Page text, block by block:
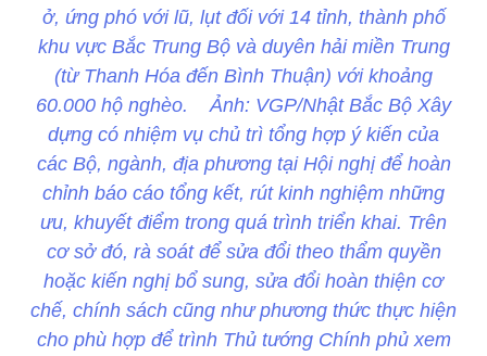
ở, ứng phó với lũ, lụt đối với 14 tỉnh, thành phố
khu vực Bắc Trung Bộ và duyên hải miền Trung
(từ Thanh Hóa đến Bình Thuận) với khoảng
60.000 hộ nghèo. Ảnh: VGP/Nhật Bắc Bộ Xây
dựng có nhiệm vụ chủ trì tổng hợp ý kiến của
các Bộ, ngành, địa phương tại Hội nghị để hoàn
chỉnh báo cáo tổng kết, rút kinh nghiệm những
ưu, khuyết điểm trong quá trình triển khai. Trên
cơ sở đó, rà soát để sửa đổi theo thẩm quyền
hoặc kiến nghị bổ sung, sửa đổi hoàn thiện cơ
chế, chính sách cũng như phương thức thực hiện
cho phù hợp để trình Thủ tướng Chính phủ xem